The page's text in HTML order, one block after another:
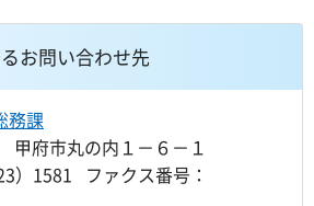
お問い合わせ先
務課
府市丸の内１－６－１
）1581 ファクス番号：